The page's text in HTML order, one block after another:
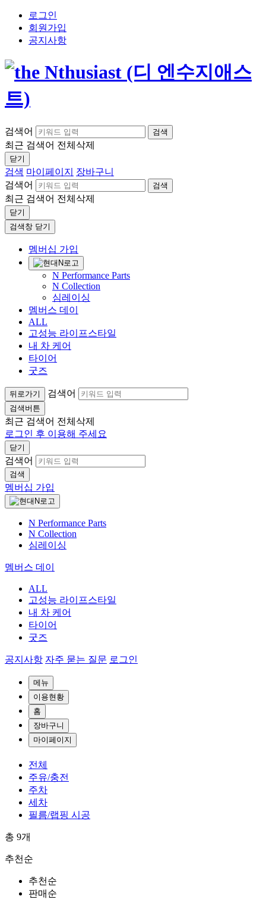
로그인
회원가입
공지사항
검색어 검색
최근 검색어 전체삭제
닫기
검색 마이페이지
장바구니
검색어
검색
최근 검색어 전체삭제
닫기
검색창 닫기
멤버십 가입
N Performance Parts
N Collection
심레이싱
멤버스 데이
ALL
고성능 라이프스타일
내 차 케어
타이어
굿즈
뒤로가기 검색어
검색버튼
최근 검색어 전체삭제
로그인 후 이용해 주세요
닫기
검색어
검색
멤버십 가입
N Performance Parts
N Collection
심레이싱
멤버스 데이
ALL
고성능 라이프스타일
내 차 케어
타이어
굿즈
공지사항 자주 묻는 질문 로그인
메뉴
이용현황
홈
장바구니
마이페이지
전체
주유/충전
주차
세차
필름/랩핑 시공
총 9개
추천순
추천순
판매순